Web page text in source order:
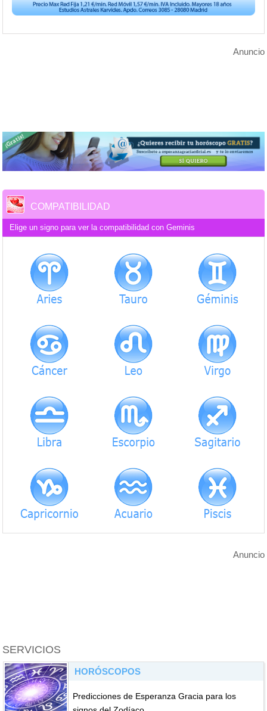
Anuncio
COMPATIBILIDAD
Elige un signo para ver la compatibilidad con Geminis
Anuncio
SERVICIOS
HORÓSCOPOS
Predicciones de Esperanza Gracia para los